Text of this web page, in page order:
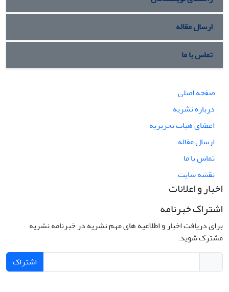
ارسال مقاله
تماس با ما
صفحه اصلی
درباره نشریه
اعضای هیات تحریریه
ارسال مقاله
تماس با ما
نقشه سایت
اخبار و اعلانات
اشتراک خبرنامه
برای دریافت اخبار و اطلاعیه های مهم نشریه در خبرنامه نشریه
مشترک شوید.
اشتراک